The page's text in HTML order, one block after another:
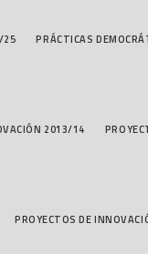
25 PRÁCTICAS
2013/14
PROYECTOS DE